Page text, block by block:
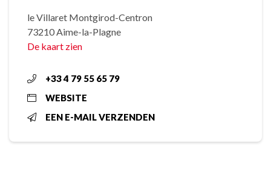
le Villaret Montgirod-Centron
73210 Aime-la-Plagne
De kaart zien
+33 4 79 55 65 79
WEBSITE
EEN E-MAIL VERZENDEN